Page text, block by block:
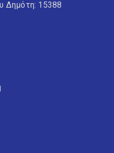
Δημότη: 15388